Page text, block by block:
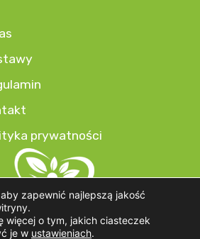
prywatności
zapewnić najlepszą jakość
więcej o tym, jakich ciasteczek
je w ustawieniach.